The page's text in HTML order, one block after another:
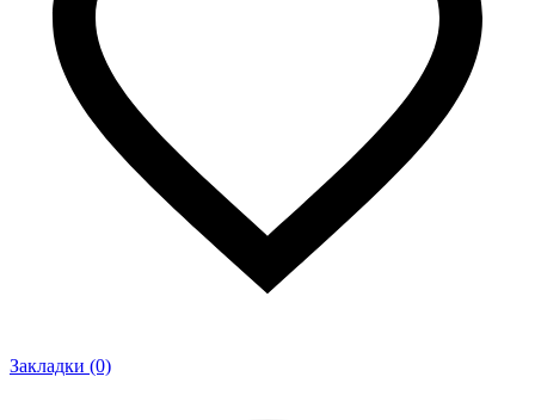
Закладки (0)